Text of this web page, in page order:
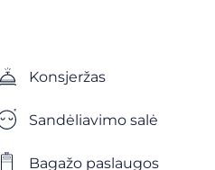
Konsjeržas
Sandėliavimo salė
Bagažo paslaugos